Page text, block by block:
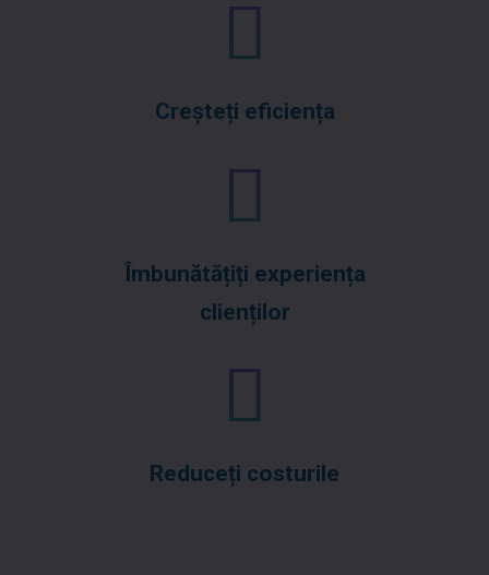
Creșteți eficiența
Îmbunătățiți experiența
clienților
Reduceți costurile